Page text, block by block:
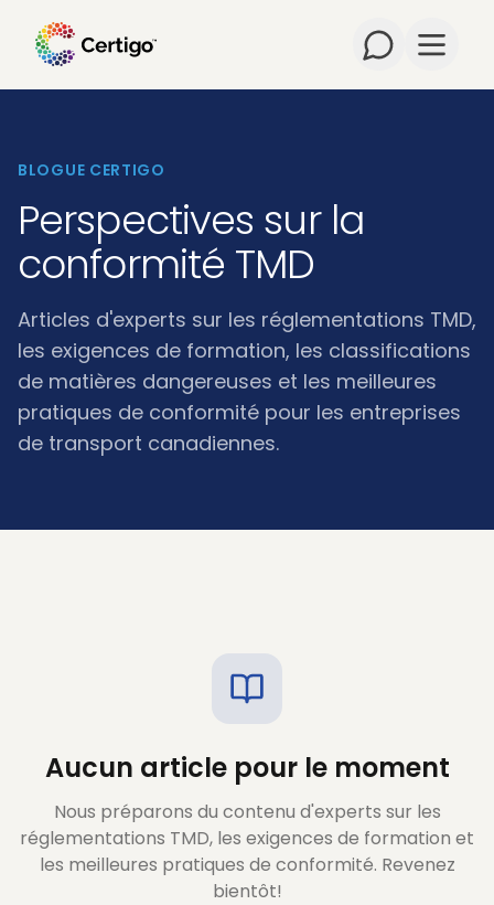
Ouvrir
BLOGUE CERTIGO
Perspectives sur la
conformité TMD
Articles d'experts sur les réglementations TMD,
les exigences de formation, les classifications
de matières dangereuses et les meilleures
pratiques de conformité pour les entreprises
de transport canadiennes.
Aucun article pour le moment
Nous préparons du contenu d'experts sur les
réglementations TMD, les exigences de formation et
les meilleures pratiques de conformité. Revenez
bientôt!